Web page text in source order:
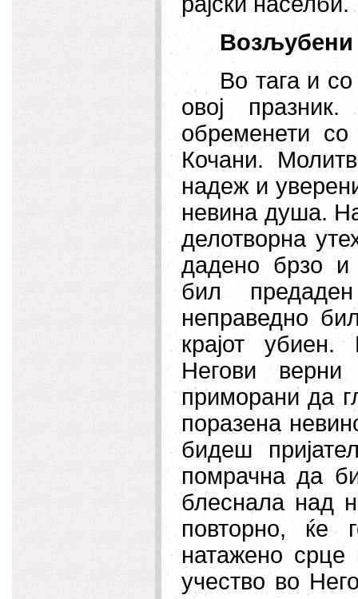
Возљубени
Во тага и
овој
обременети со
Кочани.
надеж и
невина душа.
делотворна
дадено брзо и
бил
неправедно
крајот
Негови
приморани да
поразена
бидеш
помрачна да
блеснала над
повторно, ќе
натажено срце
учество во